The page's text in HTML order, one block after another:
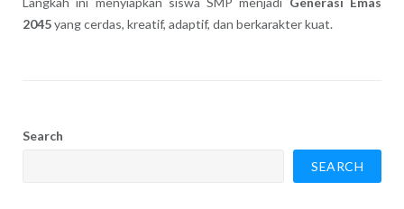
2045yang cerdas, kreatif, adaptif, dan berkarakter kuat.
Search
SEARCH